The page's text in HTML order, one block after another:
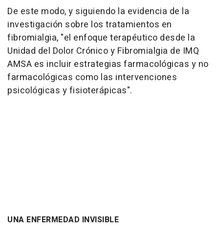
De este modo, y siguiendo la evidencia de la
investigación sobre los tratamientos en
fibromialgia, "el enfoque terapéutico desde la
Unidad del Dolor Crónico y Fibromialgia de IMQ
AMSA es incluir estrategias farmacológicas y no
farmacológicas como las intervenciones
psicológicas y fisioterápicas".
UNA ENFERMEDAD INVISIBLE